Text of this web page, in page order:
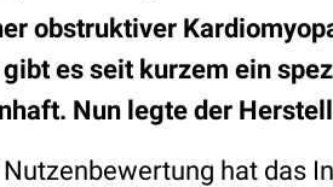
obstruktiver
es seit kurzem ein
Nun legte der
hat das